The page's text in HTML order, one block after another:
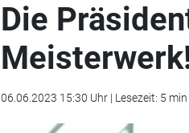
Die
06.06.2023 15:30 Uhr | Lesezeit: 5 min